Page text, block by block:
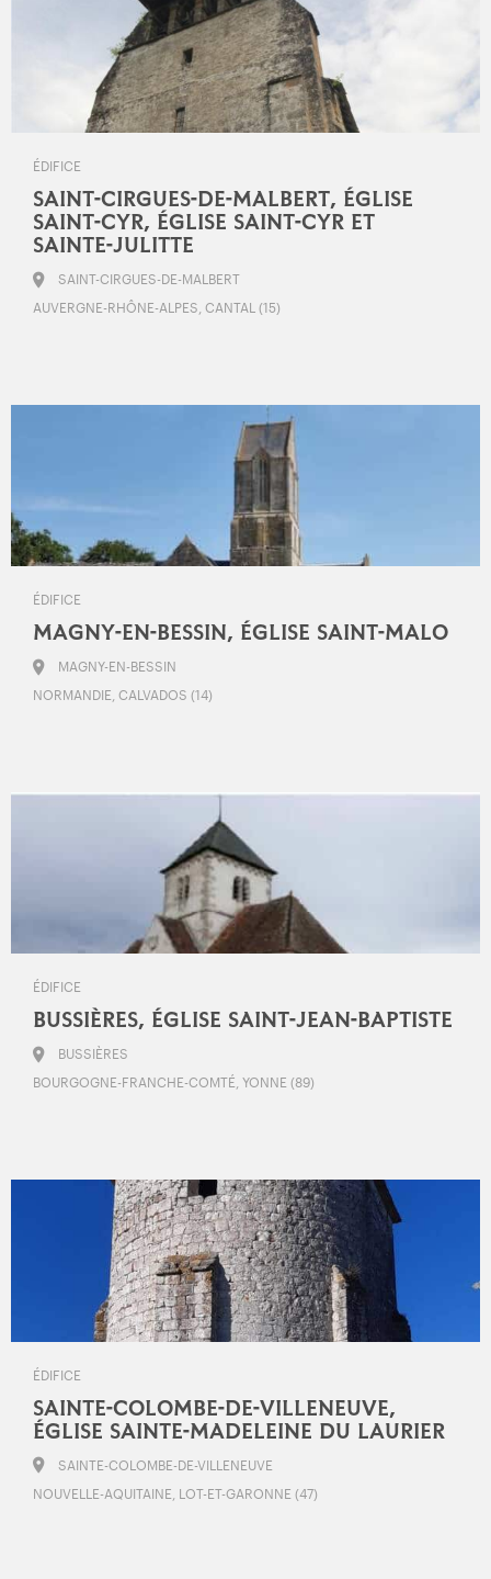
ÉDIFICE
SAINT-CIRGUES-DE-MALBERT, ÉGLISE
SAINT-CYR, ÉGLISE SAINT-CYR ET
SAINTE-JULITTE
SAINT-CIRGUES-DE-MALBERT
AUVERGNE-RHÔNE-ALPES, CANTAL (15)
ÉDIFICE
MAGNY-EN-BESSIN, ÉGLISE SAINT-MALO
MAGNY-EN-BESSIN
NORMANDIE, CALVADOS (14)
ÉDIFICE
BUSSIÈRES, ÉGLISE SAINT-JEAN-BAPTISTE
BUSSIÈRES
BOURGOGNE-FRANCHE-COMTÉ, YONNE (89)
ÉDIFICE
SAINTE-COLOMBE-DE-VILLENEUVE,
ÉGLISE SAINTE-MADELEINE DU LAURIER
SAINTE-COLOMBE-DE-VILLENEUVE
NOUVELLE-AQUITAINE, LOT-ET-GARONNE (47)